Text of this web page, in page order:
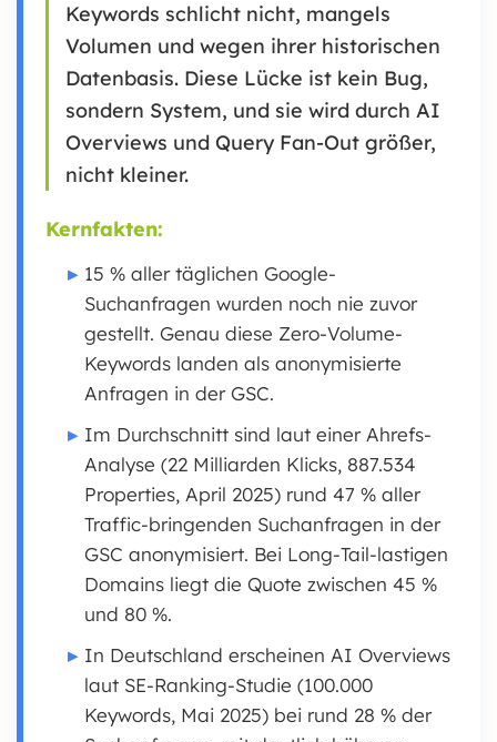
Keywords schlicht nicht, mangels
Volumen und wegen ihrer historischen
Datenbasis. Diese Lücke ist kein Bug,
sondern System, und sie wird durch AI
Overviews und Query Fan-Out größer,
nicht kleiner.
Kernfakten:
15 % aller täglichen Google-
Suchanfragen wurden noch nie zuvor
gestellt. Genau diese Zero-Volume-
Keywords landen als anonymisierte
Anfragen in der GSC.
Im Durchschnitt sind laut einer Ahrefs-
Analyse (22 Milliarden Klicks, 887.534
Properties, April 2025) rund 47 % aller
Traffic-bringenden Suchanfragen in der
GSC anonymisiert. Bei Long-Tail-lastigen
Domains liegt die Quote zwischen 45 %
und 80 %.
In Deutschland erscheinen AI Overviews
laut SE-Ranking-Studie (100.000
Keywords, Mai 2025) bei rund 28 % der